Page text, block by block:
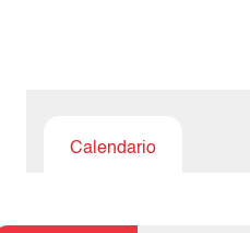
Calendario